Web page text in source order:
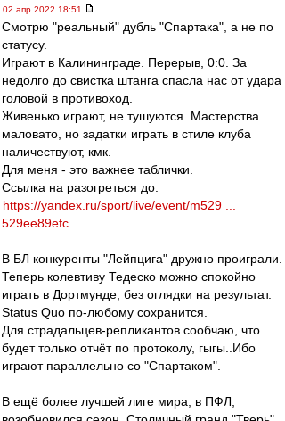
02 апр 2022 18:51
Смотрю "реальный" дубль "Спартака", а не по
статусу.
Играют в Калининграде. Перерыв, 0:0. За
недолго до свистка штанга спасла нас от удара
головой в противоход.
Живенько играют, не тушуются. Мастерства
маловато, но задатки играть в стиле клуба
наличествуют, кмк.
Для меня - это важнее таблички.
Ссылка на разогреться до.
https://yandex.ru/sport/live/event/m529 ...
529ee89efc
В БЛ конкуренты "Лейпцига" дружно проиграли.
Теперь колевтиву Тедеско можно спокойно
играть в Дортмунде, без оглядки на результат.
Status Quo по-любому сохранится.
Для страдальцев-репликантов сообчаю, что
будет только отчёт по протоколу, гыгы..Ибо
играют параллельно со "Спартаком".
В ещё более лучшей лиге мира, в ПФЛ,